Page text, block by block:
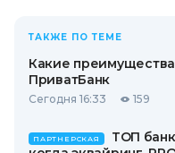
ТАКЖЕ ПО ТЕМЕ
Какие
ПриватБанк
Сегодня 16:33 159
ПАРТНЕРСКАЯ
ТОП